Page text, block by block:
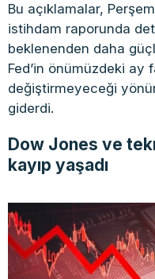
Bu açıklamalar,
istihdam raporunda
beklenenden daha
Fed’in önümüzdeki ay
değiştirmeyeceği
giderdi.
Dow Jones ve
kayıp yaşadı